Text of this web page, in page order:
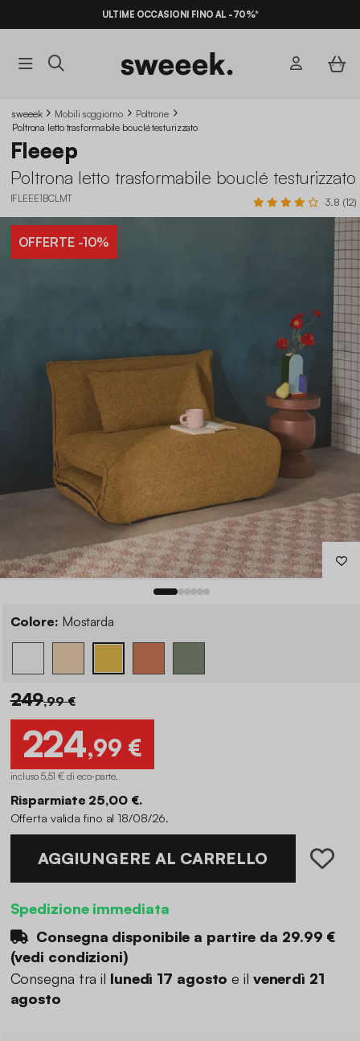
ULTIME OCCASIONI FINO AL -70%*
sweeek Mobili soggiorno
Poltrone
Poltrona letto trasformabile bouclé testurizzato
Fleeep
Poltrona letto trasformabile bouclé testurizzato
IFLEEE1BCLMT 3.8 (12)
OFFERTE-10%
Colore: Mostarda
249,99 €
224,99 €
incluso 5,51 € di eco-parte.
Risparmiate 25,00 €.
Offerta valida fino al 18/08/26.
AGGIUNGERE AL CARRELLO
Spedizione immediata
Consegna disponibile a partire da 29.99 €
(vedi condizioni)
Consegna tra il lunedì 17 agosto e il venerdì 21
agosto